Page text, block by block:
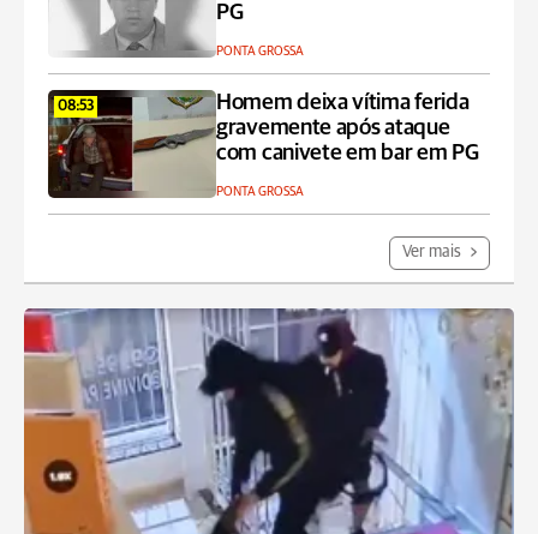
PG
PONTA GROSSA
08:53
Homem deixa vítima ferida
gravemente após ataque
com canivete em bar em PG
PONTA GROSSA
Ver mais